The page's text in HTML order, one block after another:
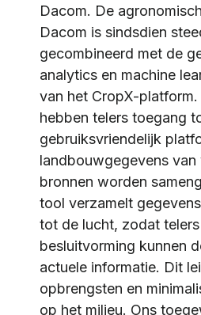
Dacom. De
Dacom is sindsdien
gecombineerd met de
analytics en machine
van het CropX-
hebben telers toegang
gebruiksvriendelijk
landbouwgegevens van
bronnen worden
tool verzamelt
tot de lucht, zodat
besluitvorming kunnen
actuele informatie. Dit
opbrengsten en
op het milieu. Ons